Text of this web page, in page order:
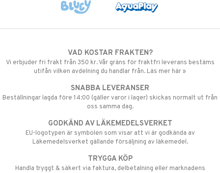
VAD KOSTAR FRAKTEN?
Vi erbjuder fri frakt från 350 kr. Vår gräns för fraktfri leverans bestäms
utifån vilken avdelning du handlar från. Läs mer här »
SNABBA LEVERANSER
Beställningar lagda före 14:00 (gäller varor i lager) skickas normalt ut från
oss samma dag.
GODKÄND AV LÄKEMEDELSVERKET
EU-logotypen är symbolen som visar att vi är godkända av
Läkemedelsverket gällande försäljning av läkemedel.
TRYGGA KÖP
Handla tryggt & säkert via faktura, delbetalning eller marknadens